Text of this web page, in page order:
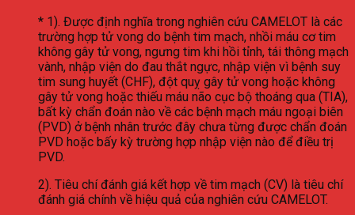
* 1). Được định nghĩa trong nghiên cứu CAMELOT là các
trường hợp tử vong do bệnh tim mạch, nhồi máu cơ tim
không gây tử vong, ngưng tim khi hồi tỉnh, tái thông mạch
vành, nhập viện do đau thắt ngực, nhập viện vì bệnh suy
tim sung huyết (CHF), đột quỵ gây tử vong hoặc không
gây tử vong hoặc thiếu máu não cục bộ thoáng qua (TIA),
bất kỳ chẩn đoán nào về các bệnh mạch máu ngoại biên
(PVD) ở bệnh nhân trước đây chưa từng được chẩn đoán
PVD hoặc bấy kỳ trường hợp nhập viện nào để điều trị
PVD.
2). Tiêu chí đánh giá kết hợp về tim mạch (CV) là tiêu chí
đánh giá chính về hiệu quả của nghiên cứu CAMELOT.